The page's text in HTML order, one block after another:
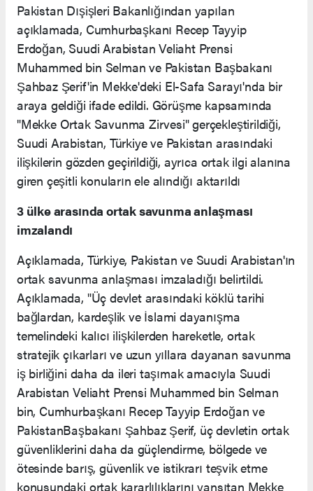
Pakistan Dışişleri Bakanlığından yapılan
açıklamada, Cumhurbaşkanı Recep Tayyip
Erdoğan, Suudi Arabistan Veliaht Prensi
Muhammed bin Selman ve Pakistan Başbakanı
Şahbaz Şerif'in Mekke'deki El-Safa Sarayı'nda bir
araya geldiği ifade edildi. Görüşme kapsamında
"Mekke Ortak Savunma Zirvesi" gerçekleştirildiği,
Suudi Arabistan, Türkiye ve Pakistan arasındaki
ilişkilerin gözden geçirildiği, ayrıca ortak ilgi alanına
giren çeşitli konuların ele alındığı aktarıldı
3 ülke arasında ortak savunma anlaşması
imzalandı
Açıklamada, Türkiye, Pakistan ve Suudi Arabistan'ın
ortak savunma anlaşması imzaladığı belirtildi.
Açıklamada, "Üç devlet arasındaki köklü tarihi
bağlardan, kardeşlik ve İslami dayanışma
temelindeki kalıcı ilişkilerden hareketle, ortak
stratejik çıkarları ve uzun yıllara dayanan savunma
iş birliğini daha da ileri taşımak amacıyla Suudi
Arabistan Veliaht Prensi Muhammed bin Selman
bin, Cumhurbaşkanı Recep Tayyip Erdoğan ve
PakistanBaşbakanı Şahbaz Şerif, üç devletin ortak
güvenliklerini daha da güçlendirme, bölgede ve
ötesinde barış, güvenlik ve istikrarı teşvik etme
konusundaki ortak kararlılıklarını yansıtan Mekke